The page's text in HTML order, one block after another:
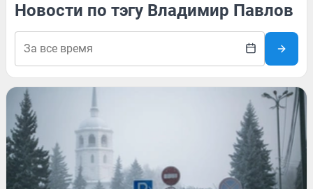
Новости по тэгу Владимир Павлов